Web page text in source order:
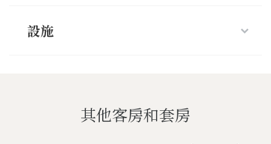
設施
其他客房和套房